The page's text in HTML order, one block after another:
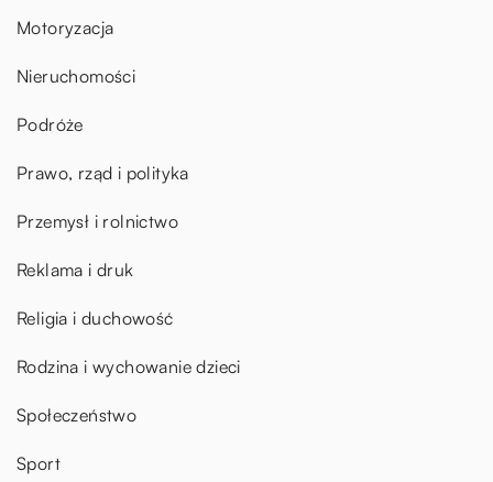
Motoryzacja
Nieruchomości
Podróże
Prawo, rząd i polityka
Przemysł i rolnictwo
Reklama i druk
Religia i duchowość
Rodzina i wychowanie dzieci
Społeczeństwo
Sport